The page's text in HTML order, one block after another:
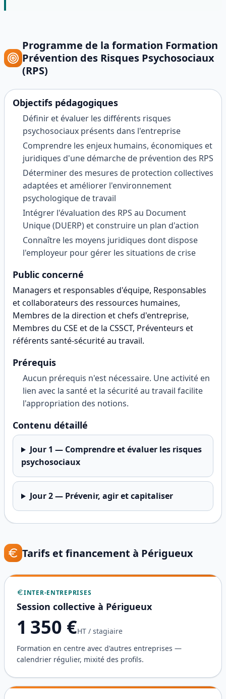
Programme de la formation Formation
Prévention des Risques Psychosociaux
(RPS)
Objectifs pédagogiques
Définir et évaluer les différents risques
psychosociaux présents dans l'entreprise
Comprendre les enjeux humains, économiques et
juridiques d'une démarche de prévention des RPS
Déterminer des mesures de protection collectives
adaptées et améliorer l'environnement
psychologique de travail
Intégrer l'évaluation des RPS au Document
Unique (DUERP) et construire un plan d'action
Connaître les moyens juridiques dont dispose
l'employeur pour gérer les situations de crise
Public concerné
Managers et responsables d'équipe, Responsables
et collaborateurs des ressources humaines,
Membres de la direction et chefs d'entreprise,
Membres du CSE et de la CSSCT, Préventeurs et
référents santé-sécurité au travail.
Prérequis
Aucun prérequis n'est nécessaire. Une activité en
lien avec la santé et la sécurité au travail facilite
l'appropriation des notions.
Contenu détaillé
Jour 1 — Comprendre et évaluer les risques
psychosociaux
Jour2— Prévenir, agir et capitaliser
Tarifs et financement à Périgueux
INTER-ENTREPRISES
Session collective à Périgueux
1 350 €HT / stagiaire
Formation en centre avec d'autres entreprises —
calendrier régulier, mixité des profils.